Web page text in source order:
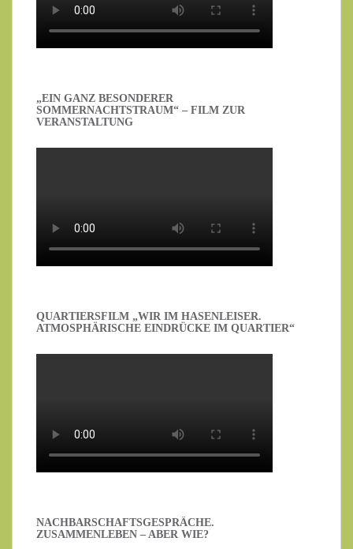
„EIN GANZ BESONDERER
SOMMERNACHTSTRAUM“ – FILM ZUR
VERANSTALTUNG
QUARTIERSFILM „WIR IM HASENLEISER.
ATMOSPHÄRISCHE EINDRÜCKE IM QUARTIER“
NACHBARSCHAFTSGESPRÄCHE.
ZUSAMMENLEBEN – ABER WIE?